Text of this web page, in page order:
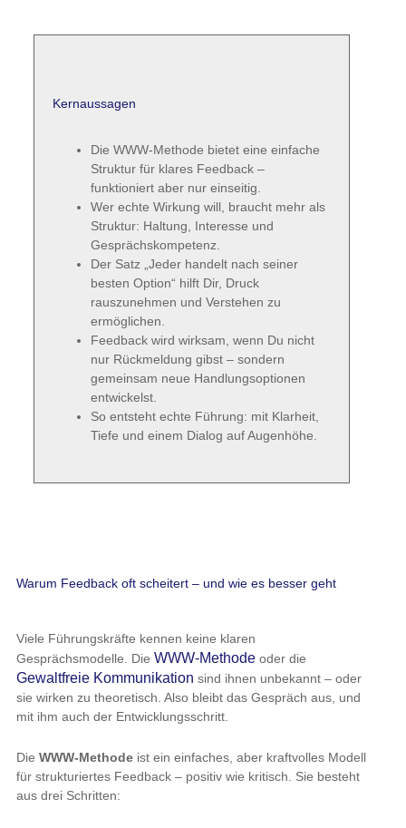
Kernaussagen
Die WWW-Methode bietet eine einfache
Struktur für klares Feedback –
funktioniert aber nur einseitig.
Wer echte Wirkung will, braucht mehr als
Struktur: Haltung, Interesse und
Gesprächskompetenz.
Der Satz „Jeder handelt nach seiner
besten Option“ hilft Dir, Druck
rauszunehmen und Verstehen zu
ermöglichen.
Feedback wird wirksam, wenn Du nicht
nur Rückmeldung gibst – sondern
gemeinsam neue Handlungsoptionen
entwickelst.
So entsteht echte Führung: mit Klarheit,
Tiefe und einem Dialog auf Augenhöhe.
Warum Feedback oft scheitert – und wie es besser geht
Viele Führungskräfte kennen keine klaren
Gesprächsmodelle. Die WWW-Methodeoder die
Gewaltfreie Kommunikation sind ihnen unbekannt – oder
sie wirken zu theoretisch. Also bleibt das Gespräch aus, und
mit ihm auch der Entwicklungsschritt.
Die WWW-Methodeist ein einfaches, aber kraftvolles Modell
für strukturiertes Feedback – positiv wie kritisch. Sie besteht
aus drei Schritten: